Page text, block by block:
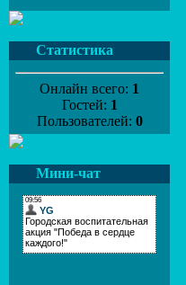
Статистика
Онлайн всего: 1
Гостей: 1
Пользователей: 0
Мини-чат